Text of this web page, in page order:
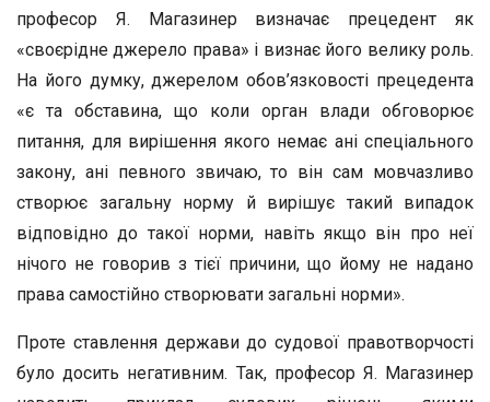
професор Я. Магазинер визначає прецедент як
«своєрідне джерело права» і визнає його велику роль.
На його думку, джерелом обов’язковості прецедента
«є та обставина, що коли орган влади обговорює
питання, для вирішення якого немає ані спеціального
закону, ані певного звичаю, то він сам мовчазливо
створює загальну норму й вирішує такий випадок
відповідно до такої норми, навіть якщо він про неї
нічого не говорив з тієї причини, що йому не надано
права самостійно створювати загальні норми».
Проте ставлення держави до судової правотворчості
було досить негативним. Так, професор Я. Магазинер